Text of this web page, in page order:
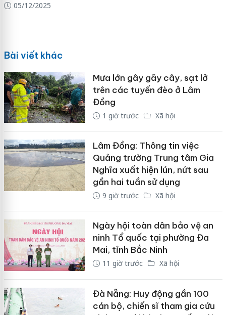
05/12/2025
Bài viết khác
Mưa lớn gây gãy cây, sạt lở
trên các tuyến đèo ở Lâm
Đồng
1 giờ trước Xã hội
Lâm Đồng: Thông tin việc
Quảng trường Trung tâm Gia
Nghĩa xuất hiện lún, nứt sau
gần hai tuần sử dụng
9 giờ trước Xã hội
Ngày hội toàn dân bảo vệ an
ninh Tổ quốc tại phường Đa
Mai, tỉnh Bắc Ninh
11 giờ trước Xã hội
Đà Nẵng: Huy động gần 100
cán bộ, chiến sĩ tham gia cứu